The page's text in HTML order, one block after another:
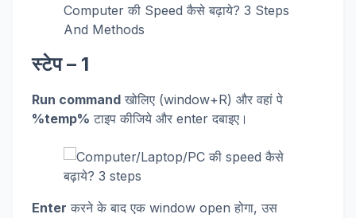
Computer की Speed कैसे बढ़ाये? 3 Steps
And Methods
स्टेप – 1
Run command खोलिए (window+R) और वहां पे
%temp% टाइप कीजिये और enter दबाइए।
Enter करने के बाद एक window open होगा, उस